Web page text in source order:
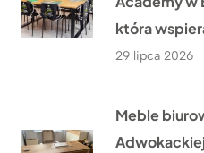
która
29 lipca 2026
Meble